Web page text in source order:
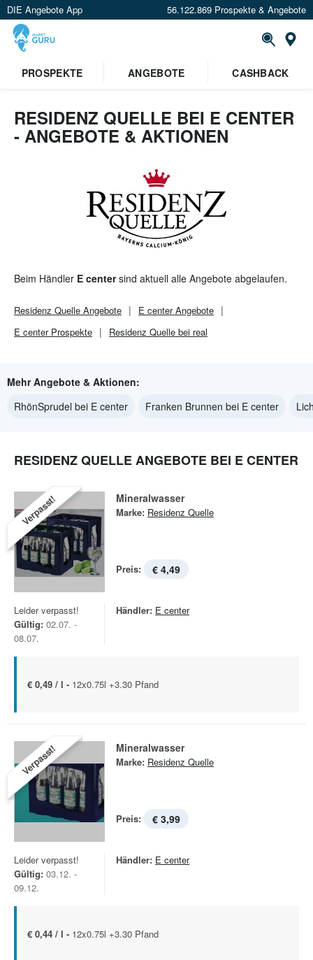
DIE Angebote App 56.122.869 Prospekte & Angebote
Standort festlegen
PROSPEKTE ANGEBOTE CASHBACK
RESIDENZ QUELLE BEI E CENTER
- ANGEBOTE & AKTIONEN
Beim Händler E centersind aktuell alle Angebote abgelaufen.
Residenz Quelle Angebote E centerAngebote
E centerProspekte Residenz Quelle bei real
Mehr Angebote & Aktionen:
RhönSprudel bei E center
Franken Brunnen bei E center
RESIDENZ QUELLE ANGEBOTE BEI E CENTER
Verpasst! Mineralwasser
Marke: Residenz Quelle
Preis: € 4,49
Leider verpasst!
Gültig: 02.07. -
08.07.
Händler: E center
€ 0,49 / l - 12x0.75l +3.30 Pfand
Verpasst! Mineralwasser
Marke: Residenz Quelle
Preis: € 3,99
Leider verpasst!
Gültig: 03.12. -
09.12.
Händler: E center
€ 0,44 / l - 12x0.75l +3.30 Pfand